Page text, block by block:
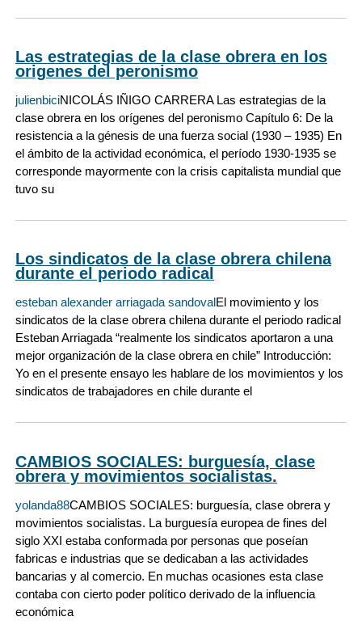
Las estrategias de la clase obrera en los
origenes del peronismo
julienbiciNICOLÁS IÑIGO CARRERA Las estrategias de la
clase obrera en los orígenes del peronismo Capítulo 6: De la
resistencia a la génesis de una fuerza social (1930 – 1935) En
el ámbito de la actividad económica, el período 1930-1935 se
corresponde mayormente con la crisis capitalista mundial que
tuvo su
Los sindicatos de la clase obrera chilena
durante el periodo radical
esteban alexander arriagada sandoval El movimiento y los
sindicatos de la clase obrera chilena durante el periodo radical
Esteban Arriagada “realmente los sindicatos aportaron a una
mejor organización de la clase obrera en chile” Introducción:
Yo en el presente ensayo les hablare de los movimientos y los
sindicatos de trabajadores en chile durante el
CAMBIOS SOCIALES: burguesía, clase
obrera y movimientos socialistas.
yolanda88CAMBIOS SOCIALES: burguesía, clase obrera y
movimientos socialistas. La burguesía europea de fines del
siglo XXI estaba conformada por personas que poseían
fabricas e industrias que se dedicaban a las actividades
bancarias y al comercio. En muchas ocasiones esta clase
contaba con cierto poder político derivado de la influencia
económica